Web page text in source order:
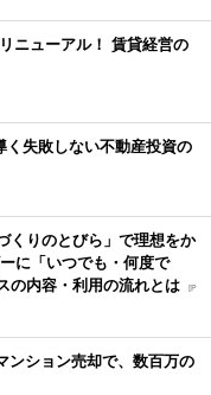
ニューアル！ 賃貸経営の
く失敗しない不動産投資の
くりのとびら」で理想をか
に「いつでも・何度で
の内容・利用の流れとは [P
ンション売却で、数百万の